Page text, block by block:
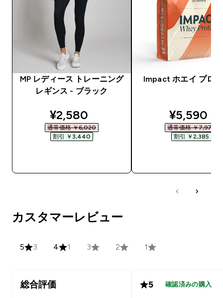
MP レディース トレーニング
レギンス - ブラック
discounted price
¥2,580‎
通常価格 ￥6,020‎
割引 ￥3,440‎
Impact ホエイ プロ
¥5,590‎
通常価格 ￥7,975‎
割引 ￥2,385‎
カスタマーレビュー
5 3 4 1 3 2 1
総合評価 5 確認済みの購入